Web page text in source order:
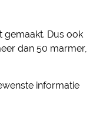
gemaakt. Dus ook
dan 50 marmer,
informatie